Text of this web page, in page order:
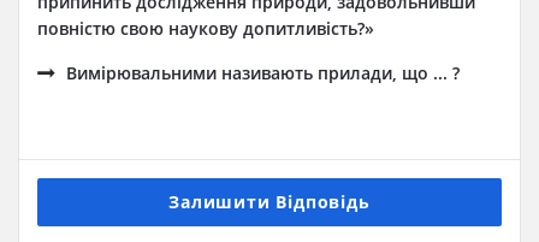
повністю свою наукову допитливість?»
Вимірювальними називають прилади, що ... ?
Залишити Відповідь